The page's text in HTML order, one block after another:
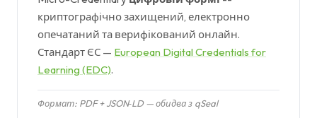
криптографічно захищений, електронно
опечатаний та верифікований онлайн.
Стандарт ЄС — European Digital Credentials for
Learning (EDC).
Формат: PDF + JSON‑LD — обидва з qSeal